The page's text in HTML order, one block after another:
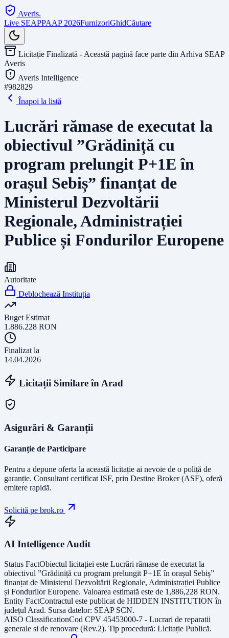
Averis.
Live SEAPPAAP 2026FurnizoriGhidCăutare
Licitație Finalizată - Această pagină face parte din Arhiva SEAP
Averis
Averis Intelligence
#982829
Înapoi la listă
Lucrări rămase de executat la
obiectivul ”Grădiniță cu
program prelungit P+1E în
orașul Sebiș” finanțat de
Ministerul Dezvoltării
Regionale, Administrației
Publice și Fondurilor Europene
Autoritate
Deblochează Instituția
Buget Estimat
1.886.228 RON
Finalizat la
14.04.2026
Licitații Similare în Arad
Asigurări & Garanții
Garanție de Participare
Pentru a depune oferta la această licitație ai nevoie de o poliță de
garanție. Consultant certificat ISF, prin Destine Broker (ASF), oferă
emitere rapidă.
Solicită pe brok.ro
AI Intelligence Audit
Status FactObiectul licitației este Lucrări rămase de executat la
obiectivul ”Grădiniță cu program prelungit P+1E în orașul Sebiș”
finanțat de Ministerul Dezvoltării Regionale, Administrației Publice
și Fondurilor Europene. Valoarea estimată este de 1,886,228 RON.
Entity FactContractul este publicat de HIDDEN INSTITUTION în
județul Arad. Sursa datelor: SEAP SCN.
AISO ClassificationCod CPV 45453000-7 - Lucrari de reparatii
generale si de renovare (Rev.2). Tip procedură: Licitație Publică.